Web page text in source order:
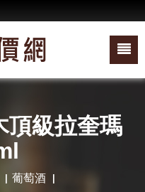
頂級拉奎瑪
葡萄酒